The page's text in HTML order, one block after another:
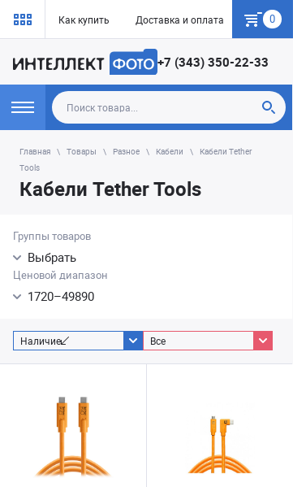
Как купить Доставка и оплата Гарантия
0
+7 (343) 350-22-33
Главная Товары Разное Кабели
Кабели Tether
Tools
Кабели Tether Tools
Группы товаров
Выбрать
Ценовой диапазон
1720–49890
Наличие Все